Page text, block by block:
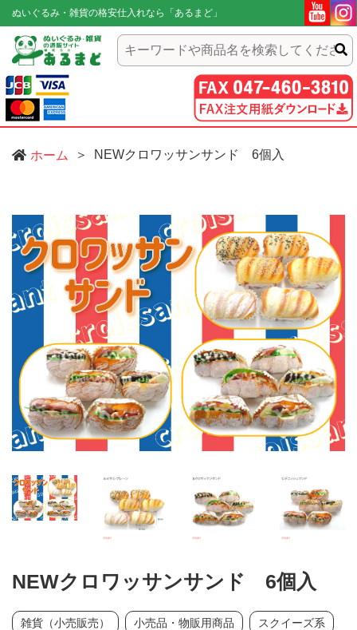
ぬいぐるみ・雑貨の格安仕入れなら「あるまど」
ホーム NEWクロワッサンサンド 6個入
NEWクロワッサンサンド 6個入
雑貨（小売販売） 小売品・物販用商品 スクイーズ系